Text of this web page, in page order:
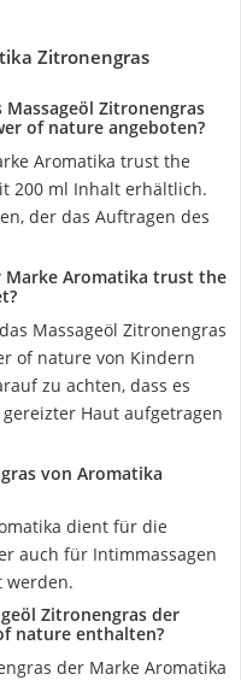
Zitronengras
Zitronengras
of nature angeboten?
Aromatika trust the
200 ml Inhalt erhältlich.
der das Auftragen des
Marke Aromatika trust the
Massageöl Zitronengras
of nature von Kindern
zu achten, dass es
Haut aufgetragen
von Aromatika
dient für die
auch für Intimmassagen
werden.
Zitronengras der
nature enthalten?
der Marke Aromatika